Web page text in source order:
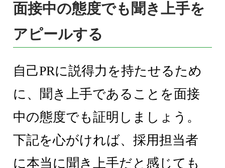
面接中の態度でも聞き上手を
アピールする
自己PRに説得力を持たせるため
に、聞き上手であることを面接
中の態度でも証明しましょう。
下記を心がければ、採用担当者
に本当に聞き上手だと感じても